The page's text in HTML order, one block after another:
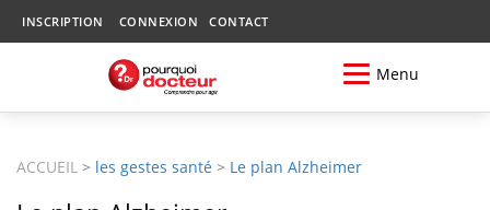
INSCRIPTION CONNEXION CONTACT
Menu
ACCUEIL > les gestes santé > Le plan Alzheimer